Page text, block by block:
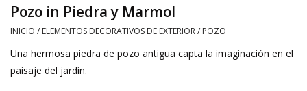
De Chimeneas
Pozo in Piedra y Marmol
INICIO / ELEMENTOS DECORATIVOS DE EXTERIOR/ POZO
Una hermosa piedra de pozo antigua capta la imaginación en el
paisaje del jardín.